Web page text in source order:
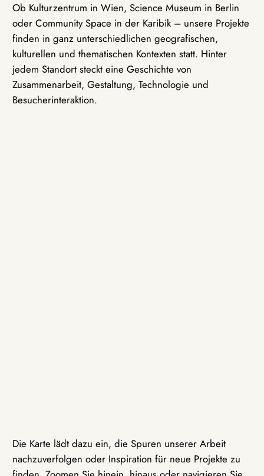
Ob Kulturzentrum in Wien, Science Museum in Berlin
oder Community Space in der Karibik – unsere Projekte
finden in ganz unterschiedlichen geografischen,
kulturellen und thematischen Kontexten statt. Hinter
jedem Standort steckt eine Geschichte von
Zusammenarbeit, Gestaltung, Technologie und
Besucherinteraktion.
Die Karte lädt dazu ein, die Spuren unserer Arbeit
nachzuverfolgen oder Inspiration für neue Projekte zu